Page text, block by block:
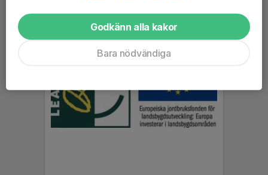
Godkänn alla kakor
Bara nödvändiga